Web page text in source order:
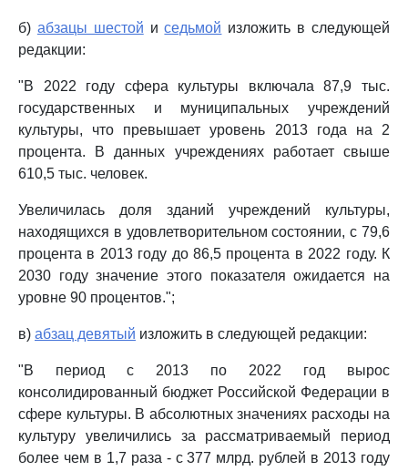
б) абзацы шестой иседьмой изложить в следующей
редакции:
"В 2022 году сфера культуры включала 87,9 тыс.
государственных и муниципальных учреждений
культуры, что превышает уровень 2013 года на 2
процента. В данных учреждениях работает свыше
610,5 тыс. человек.
Увеличилась доля зданий учреждений культуры,
находящихся в удовлетворительном состоянии, с 79,6
процента в 2013 году до 86,5 процента в 2022 году. К
2030 году значение этого показателя ожидается на
уровне 90 процентов.";
в) абзац девятый изложить в следующей редакции:
"В период с 2013 по 2022 год вырос
консолидированный бюджет Российской Федерации в
сфере культуры. В абсолютных значениях расходы на
культуру увеличились за рассматриваемый период
более чем в 1,7 раза - с 377 млрд. рублей в 2013 году